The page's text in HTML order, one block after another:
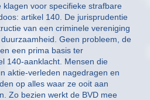
voor specifieke strafbare
artikel 140. De jurisprudentie
van een criminele vereniging
Geen probleem, de
een prima basis ter
140-aanklacht. Mensen die
aktie-verleden nagedragen en
op alles waar ze ooit aan
Zo bezien werkt de BVD mee